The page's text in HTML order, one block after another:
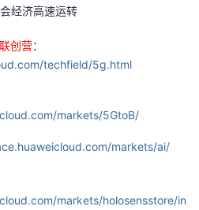
经济高速运转
创营：
techfield/5g.html
markets/5GtoB/
markets/ai/
markets/holosensstore/in